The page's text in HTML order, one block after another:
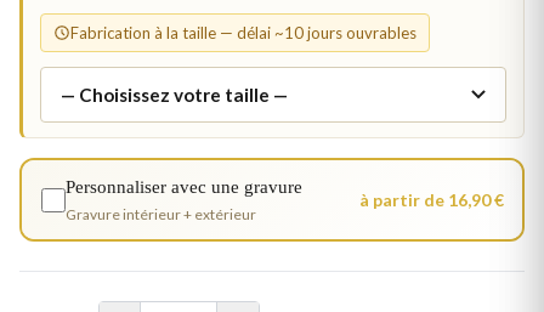
Fabrication à la taille — délai ~10 jours ouvrables
Personnaliser avec une gravure
Gravure intérieur + extérieur
à partir de 16,90 €